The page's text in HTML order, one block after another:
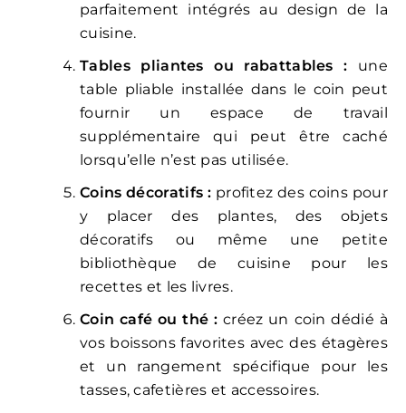
parfaitement intégrés au design de la
cuisine.
Tables pliantes ou rabattables : une
table pliable installée dans le coin peut
fournir un espace de travail
supplémentaire qui peut être caché
lorsqu’elle n’est pas utilisée.
Coins décoratifs : profitez des coins pour
y placer des plantes, des objets
décoratifs ou même une petite
bibliothèque de cuisine pour les
recettes et les livres.
Coin café ou thé : créez un coin dédié à
vos boissons favorites avec des étagères
et un rangement spécifique pour les
tasses, cafetières et accessoires.